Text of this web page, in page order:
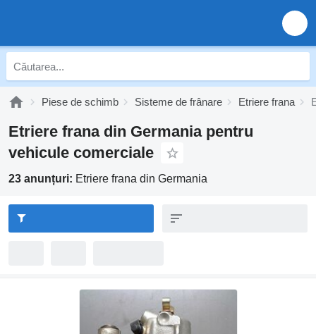
Piese de schimb Sisteme de frânare Etriere frana
Etriere frana din Germania pentru
vehicule comerciale
23 anunțuri: Etriere frana din Germania